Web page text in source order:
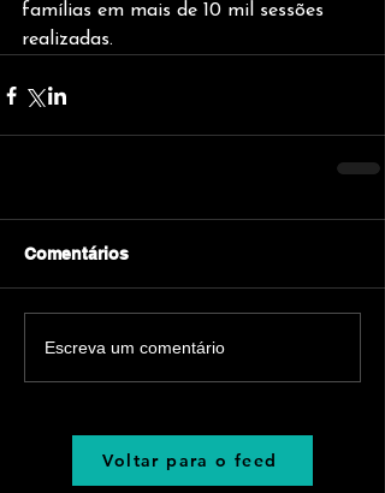
famílias em mais de 10 mil sessões
realizadas.
Comentários
Escreva um comentário
Voltar para o feed